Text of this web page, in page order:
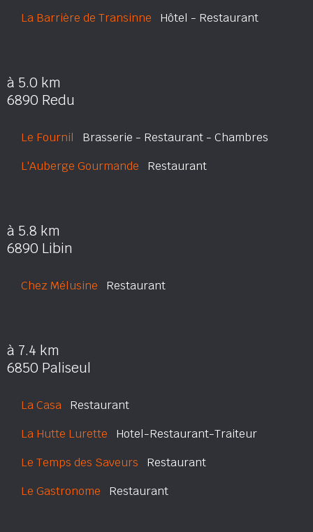
La Barrière de Transinne Hôtel - Restaurant
à 5.0 km
6890 Redu
Le Fournil Brasserie - Restaurant - Chambres
L'Auberge Gourmande Restaurant
à 5.8 km
6890 Libin
Chez Mélusine Restaurant
à 7.4 km
6850 Paliseul
La Casa Restaurant
La Hutte Lurette Hotel-Restaurant-Traiteur
Le Temps des Saveurs Restaurant
Le Gastronome Restaurant